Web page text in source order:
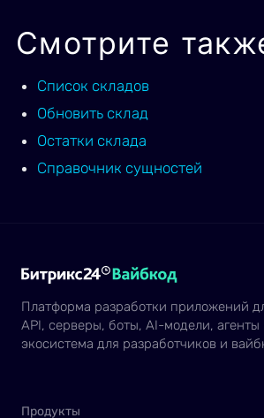
Смотрите
Список складов
Обновить склад
Остатки склада
Справочник сущностей
Платформа разработки приложений
API, серверы, боты, AI-модели,
экосистема для разработчиков и
Продукты